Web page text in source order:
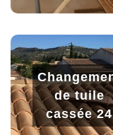
de tuile
cassée 24